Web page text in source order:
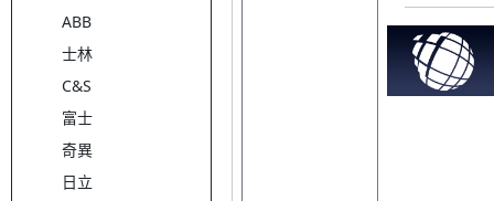
ABB
士林
C&S
富士
奇異
日立